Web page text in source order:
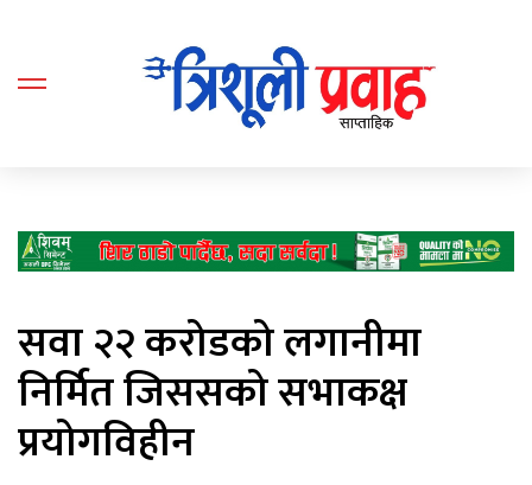
सवा २२ करोडको लगानीमा
निर्मित जिससको सभाकक्ष
प्रयोगविहीन